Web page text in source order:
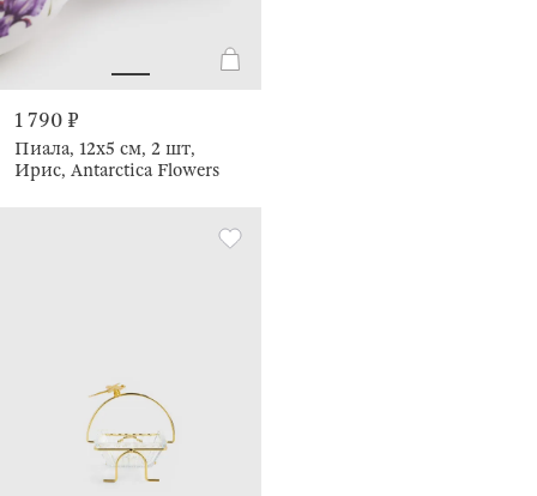
1 790 ₽
Пиала, 12х5 см, 2 шт,
Ирис, Antarctica Flowers